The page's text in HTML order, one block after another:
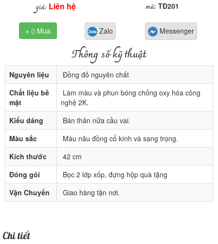
giá: Liên hệ mã: TĐ201
+  Mua Zalo Messenger
Thông số kỹ thuật
Nguyên liệu
Đồng đỏ nguyên chất
Chất liệu bề
mặt
Làm màu và phun bóng chống oxy hóa công
nghệ 2K.
Kiểu dáng
Bán thân nửa cầu vai.
Màu sắc
Màu nâu đồng cổ kính và sang trọng.
Kích thước
42 cm
Đóng gói
Bọc 2 lớp xốp, đựng hộp quà tặng
Vận Chuyển
Giao hàng tận nơi.
Chi tiết